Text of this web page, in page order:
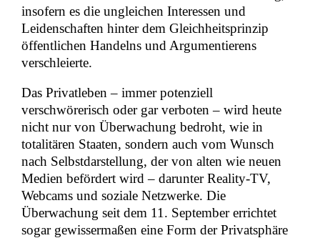
insofern es die ungleichen Interessen und
Leidenschaften hinter dem Gleichheitsprinzip
öffentlichen Handelns und Argumentierens
verschleierte.
Das Privatleben – immer potenziell
verschwörerisch oder gar verboten – wird heute
nicht nur von Überwachung bedroht, wie in
totalitären Staaten, sondern auch vom Wunsch
nach Selbstdarstellung, der von alten wie neuen
Medien befördert wird – darunter Reality-TV,
Webcams und soziale Netzwerke. Die
Überwachung seit dem 11. September errichtet
sogar gewissermaßen eine Form der Privatsphäre